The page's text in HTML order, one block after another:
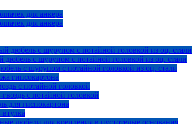
для анкера
для анкера
дюбель с шурупом с потайной головкой из оц. стали
с шурупом с потайной головкой из оц. стали
с шурупом с потайной головкой из оц. стали
гипсокартона
с потайной головкой
с потайной головкой
для гиспокартона
дюбели для крепления в пустотелые основания